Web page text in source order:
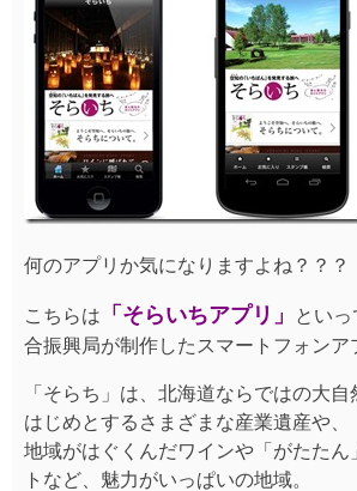
何のアプリか気になりますよね？？？
こちらは 「そらいちアプリ」
とい
合振興局が制作したスマートフォンア
「そらち」は、北海道ならではの大
はじめとするさまざまな産業遺産や、
地域がはぐくんだワインや「がたたん
トなど、魅力がいっぱいの地域。